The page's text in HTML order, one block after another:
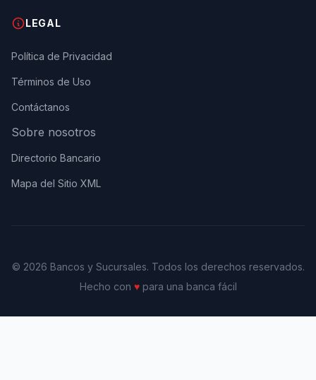
LEGAL
Política de Privacidad
Términos de Uso
Contáctanos
Sobre nosotros
Directorio Bancario
Mapa del Sitio XML
© 2026 Bancos y Sucursales. Todos los derechos reservados.
Hecho con ♥para una banca fácil